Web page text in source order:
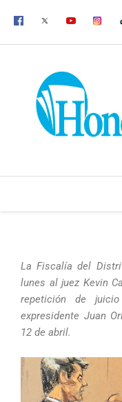
La Fiscalía del
lunes al juez Kevin
repetición de
expresidente Juan
12 de abril.